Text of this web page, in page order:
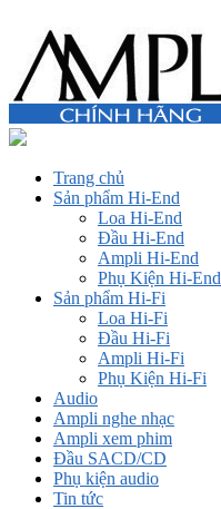
Trang chủ
Sản phẩm Hi-End
Loa Hi-End
Đầu Hi-End
Ampli Hi-End
Phụ Kiện Hi-End
Sản phẩm Hi-Fi
Loa Hi-Fi
Đầu Hi-Fi
Ampli Hi-Fi
Phụ Kiện Hi-Fi
Audio
Ampli nghe nhạc
Ampli xem phim
Đầu SACD/CD
Phụ kiện audio
Tin tức